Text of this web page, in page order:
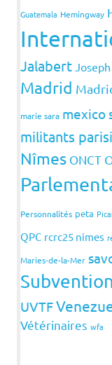
Guatemala Hemingway
Jalabert
Madrid
marie sara mexico
militants
Nîmes ONCT
Personnalités peta
QPC rcrc25 nimes
Maries-de-la-Mer
UVTF
Vétérinaires wfa